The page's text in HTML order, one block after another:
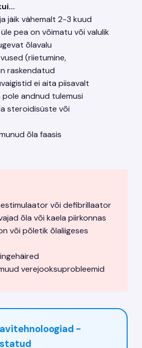
jäik vähemalt 2-3 kuud
pea on võimatu või valulik
õlavalu
(riietumine,
raskendatud
ei aita piisavalt
andnud tulemusi
steroidisüste või
õla faasis
või defibrillaator
õla või kaela piirkonnas
või põletik õlaliigeses
verejooksuprobleemid
-